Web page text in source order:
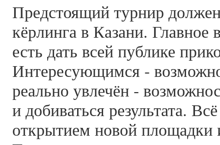
Предстоящий турнир
кёрлинга в Казани. Главное
есть дать всей публике
Интересующимся -
реально увлечён -
и добиваться результата.
открытием новой площадки